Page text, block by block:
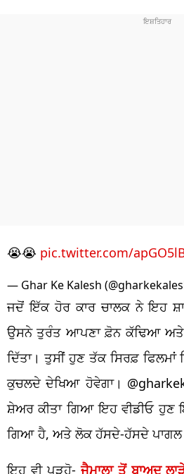
😭😭 pic.twitter.com/
— Ghar Ke Kalesh
ਜਦੋਂ ਇੱਕ ਹੋਰ ਕਾਰ ਚਾਲਕ ਨੇ ਇਹ
ਉਸਨੇ ਤੁਰੰਤ ਆਪਣਾ ਫ਼ੋਨ ਕੱਢਿਆ ਅਤੇ
ਦਿੱਤਾ। ਤੁਸੀਂ ਹੁਣ ਤੱਕ ਸਿਰਫ਼ ਫਿਲਮਾਂ
ਕੁਚਲਦੇ ਦੇਖਿਆ ਹੋਵੇਗਾ।
ਸ਼ੇਅਰ ਕੀਤਾ ਗਿਆ ਇਹ ਵੀਡੀਓ ਹੁਣ
ਗਿਆ ਹੈ, ਅਤੇ ਲੋਕ ਹੱਸਦੇ-ਹੱਸਦੇ ਪਾਗਲ
ਇਹ ਵੀ ਪੜ੍ਹੋ-ਜੈਮਾਲਾ ਤੋਂ ਬਾਅਦ